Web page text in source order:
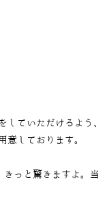
ていただけるよう、
しております。
っと驚きますよ。当